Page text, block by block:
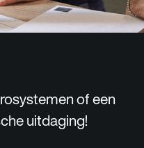
of een
uitdaging!